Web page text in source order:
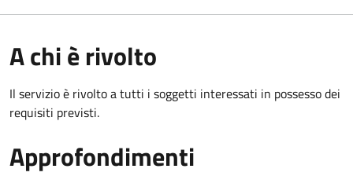
A chi è rivolto
Il servizio è rivolto a tutti i soggetti interessati in possesso dei
requisiti previsti.
Approfondimenti